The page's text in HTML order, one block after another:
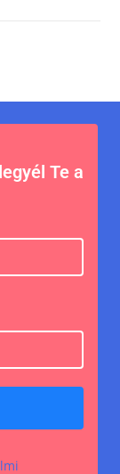
Te a